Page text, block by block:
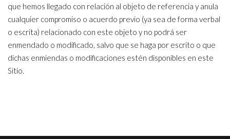
que hemos llegado con relación al objeto de referencia y anula
cualquier compromiso o acuerdo previo (ya sea de forma verbal
o escrita) relacionado con este objeto y no podrá ser
enmendado o modificado, salvo que se haga por escrito o que
dichas enmiendas o modificaciones estén disponibles en este
Sitio.